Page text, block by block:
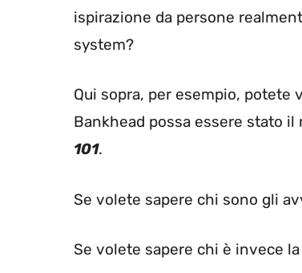
ispirazione da persone
system?
Qui sopra, per esempio, potete
Bankhead possa essere stato
101.
Se volete sapere chi sono gli
Se volete sapere chi è invece